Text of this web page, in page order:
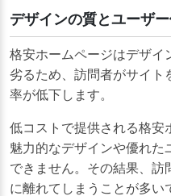
デザインの質とユーザ
格安ホームページはデザイ
劣るため、訪問者がサイト
率が低下します。
低コストで提供される格安
魅力的なデザインや優れた
できません。その結果、訪
に離れてしまうことが多い